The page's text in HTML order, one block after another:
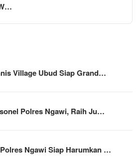
Village Ubud Siap Grand…
Polres Ngawi, Raih Ju…
Ngawi Siap Harumkan …